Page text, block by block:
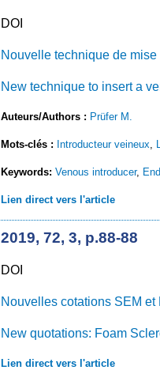
DOI
Nouvelle technique de
New technique to insert a
Auteurs/Authors : Prüfer M.
Mots-clés : Introducteur veineux,
Keywords: Venous introducer,
Lien direct vers l'article
2019, 72, 3, p.88-88
DOI
Nouvelles cotations SEM
New quotations: Foam
Lien direct vers l'article